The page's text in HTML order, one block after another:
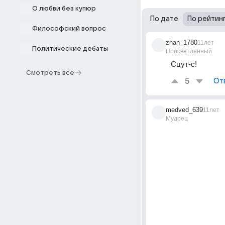
О любви без купюр
Философский вопрос
Политические дебаты
Смотреть все
По дате По
zhan_1780
Просветленный
11лет
Сцут-с!
5
medved_639
Мудрец
11лет